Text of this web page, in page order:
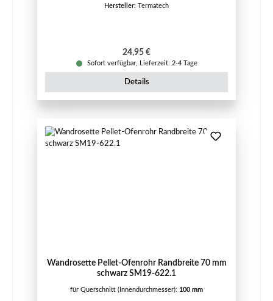
Hersteller: Termatech
Regulärer Preis:
24,95 €
Sofort verfügbar, Lieferzeit: 2-4 Tage
Details
Wandrosette Pellet-Ofenrohr Randbreite 70 mm
schwarz SM19-622.1
für Querschnitt (Innendurchmesser): 100 mm